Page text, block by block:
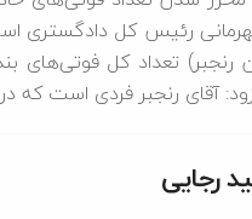
رئیس کل دادگستری
آقای رنجبر فردی است